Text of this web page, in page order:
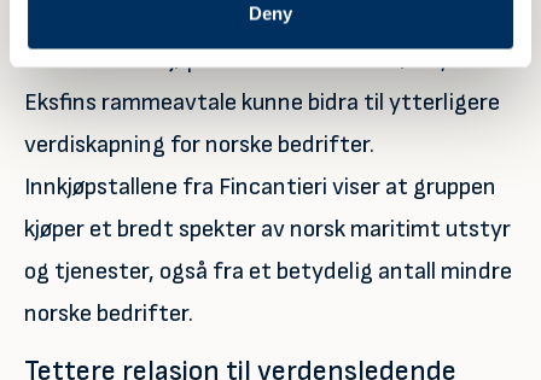
Deny
Basert på Fincantieris betydelige ordrebok og
historiske innkjøp fra norske leverandører, vil
Eksfins rammeavtale kunne bidra til ytterligere
verdiskapning for norske bedrifter.
Innkjøpstallene fra Fincantieri viser at gruppen
kjøper et bredt spekter av norsk maritimt utstyr
og tjenester, også fra et betydelig antall mindre
norske bedrifter.
Tettere relasjon til verdensledende